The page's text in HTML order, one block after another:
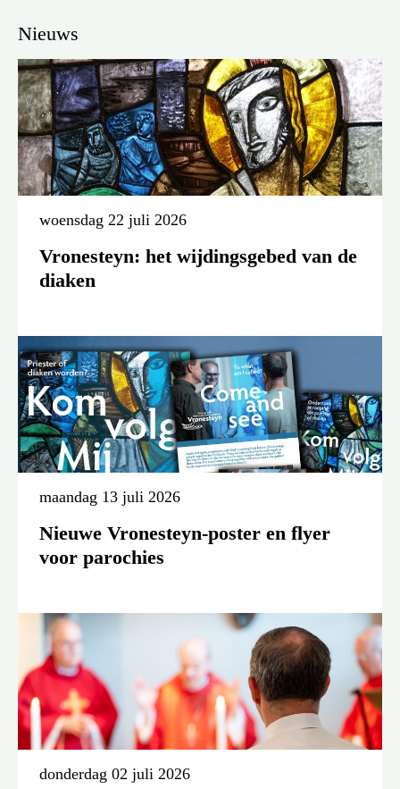
Nieuws
woensdag 22 juli 2026
Vronesteyn: het wijdingsgebed van de
diaken
maandag 13 juli 2026
Nieuwe Vronesteyn-poster en flyer
voor parochies
donderdag 02 juli 2026